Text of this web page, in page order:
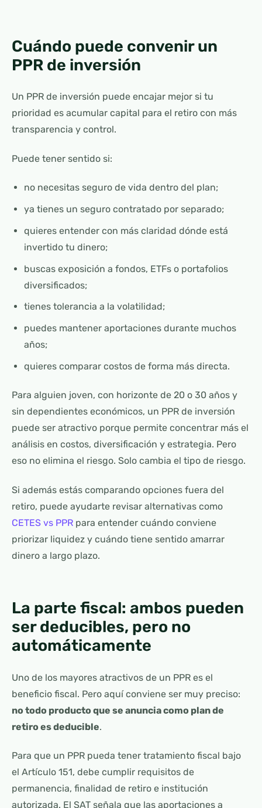
Cuándo puede convenir un
PPR de inversión
Un PPR de inversión puede encajar mejor si tu
prioridad es acumular capital para el retiro con más
transparencia y control.
Puede tener sentido si:
no necesitas seguro de vida dentro del plan;
ya tienes un seguro contratado por separado;
quieres entender con más claridad dónde está
invertido tu dinero;
buscas exposición a fondos, ETFs o portafolios
diversificados;
tienes tolerancia a la volatilidad;
puedes mantener aportaciones durante muchos
años;
quieres comparar costos de forma más directa.
Para alguien joven, con horizonte de 20 o 30 años y
sin dependientes económicos, un PPR de inversión
puede ser atractivo porque permite concentrar más el
análisis en costos, diversificación y estrategia. Pero
eso no elimina el riesgo. Solo cambia el tipo de riesgo.
Si además estás comparando opciones fuera del
retiro, puede ayudarte revisar alternativas como
CETES vs PPR para entender cuándo conviene
priorizar liquidez y cuándo tiene sentido amarrar
dinero a largo plazo.
La parte fiscal: ambos pueden
ser deducibles, pero no
automáticamente
Uno de los mayores atractivos de un PPR es el
beneficio fiscal. Pero aquí conviene ser muy preciso:
no todo producto que se anuncia como plan de
retiro es deducible.
Para que un PPR pueda tener tratamiento fiscal bajo
el Artículo 151, debe cumplir requisitos de
permanencia, finalidad de retiro e institución
autorizada. El SAT señala que las aportaciones a